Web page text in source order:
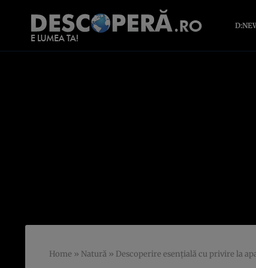
Home » Natură » Descoperire esenţială cu privire la